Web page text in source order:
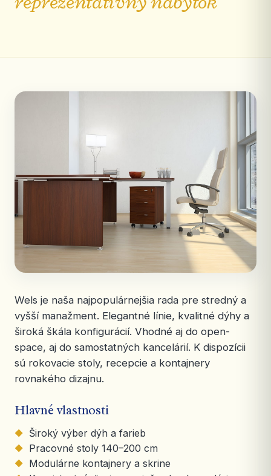
Wels je naša najpopulárnejšia rada pre stredný a
vyšší manažment. Elegantné línie, kvalitné dýhy a
široká škála konfigurácií. Vhodné aj do open-
space, aj do samostatných kancelárií. K dispozícii
sú rokovacie stoly, recepcie a kontajnery
rovnakého dizajnu.
Hlavné vlastnosti
Široký výber dýh a farieb
Pracovné stoly 140–200 cm
Modulárne kontajnery a skrine